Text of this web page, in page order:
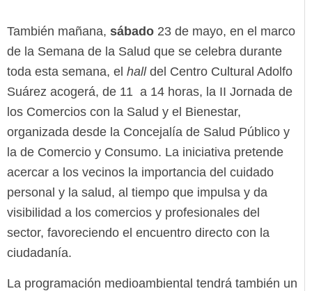
También mañana, sábado 23 de mayo, en el marco
de la Semana de la Salud que se celebra durante
toda esta semana, el halldel Centro Cultural Adolfo
Suárez acogerá, de 11 a 14 horas, la II Jornada de
los Comercios con la Salud y el Bienestar,
organizada desde la Concejalía de Salud Público y
la de Comercio y Consumo. La iniciativa pretende
acercar a los vecinos la importancia del cuidado
personal y la salud, al tiempo que impulsa y da
visibilidad a los comercios y profesionales del
sector, favoreciendo el encuentro directo con la
ciudadanía.
La programación medioambiental tendrá también un